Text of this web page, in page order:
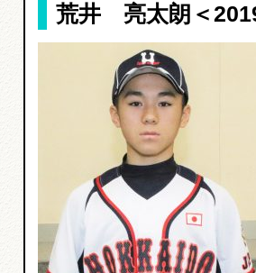
荒井 亮太朗＜